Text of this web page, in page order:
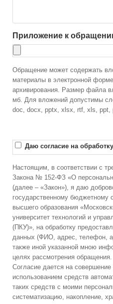
Приложение к
Обращение может содержать
материалы в электронной
архивирования. Размер файла
мб. Для вложений допустимы
doc, docx, pptx, xlsx, rtf, xls, ppt,
Даю согласие на
Настоящим, в соответствии с
Закона № 152-ФЗ «О
(далее – «Закон»), я даю
государственному бюджетному
высшего образования
университет технологий и
(ПКУ)», на обработку
данных (ФИО, адрес, телефон,
также иной указанной мною
целях рассмотрения обращения.
Согласие дается на
использованием средств
таких средств с моими
систематизацию, накопление,